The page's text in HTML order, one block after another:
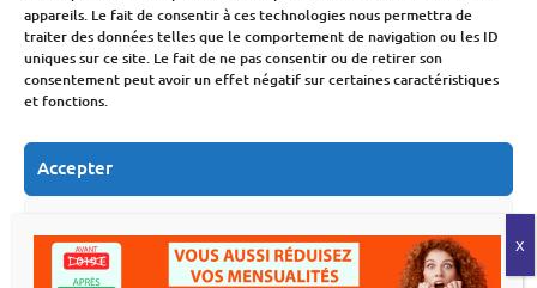
appareils. Le fait de consentir à ces technologies nous permettra de
traiter des données telles que le comportement de navigation ou les ID
uniques sur ce site. Le fait de ne pas consentir ou de retirer son
consentement peut avoir un effet négatif sur certaines caractéristiques
et fonctions.
Accepter
Voir les préférences